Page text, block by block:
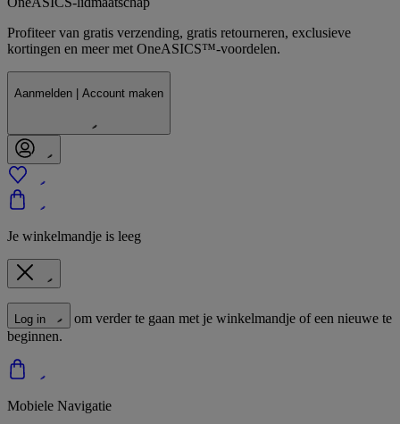
Profiteer van gratis verzending, gratis retourneren, exclusieve
kortingen en meer met OneASICS™-voordelen.
Aanmelden | Account maken
Je winkelmandje is leeg
Log in
om verder te gaan met je winkelmandje of een nieuwe te
beginnen.
Mobiele Navigatie